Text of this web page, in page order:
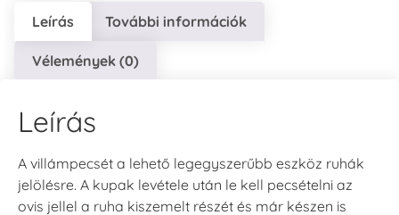
Leírás További információk
Vélemények (0)
Leírás
A villámpecsét a lehető legegyszerűbb eszköz ruhák
jelölésre. A kupak levétele után le kell pecsételni az
ovis jellel a ruha kiszemelt részét és már készen is